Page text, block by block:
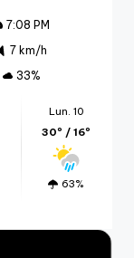
7:08 PM
7 km/h
33%
Lun. 10
30º / 16º
63%